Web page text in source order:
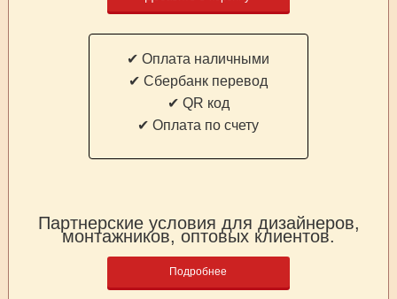
✔ Оплата наличными
✔ Cбербанк перевод
✔ QR код
✔ Оплата по счету
Партнерские условия для дизайнеров,
монтажников, оптовых клиентов.
Подробнее